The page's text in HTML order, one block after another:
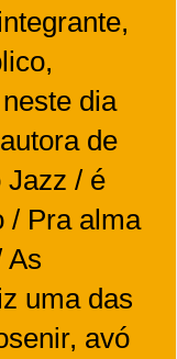
dia
de
Jazz / é
/ Pra alma
As
uma das
avó